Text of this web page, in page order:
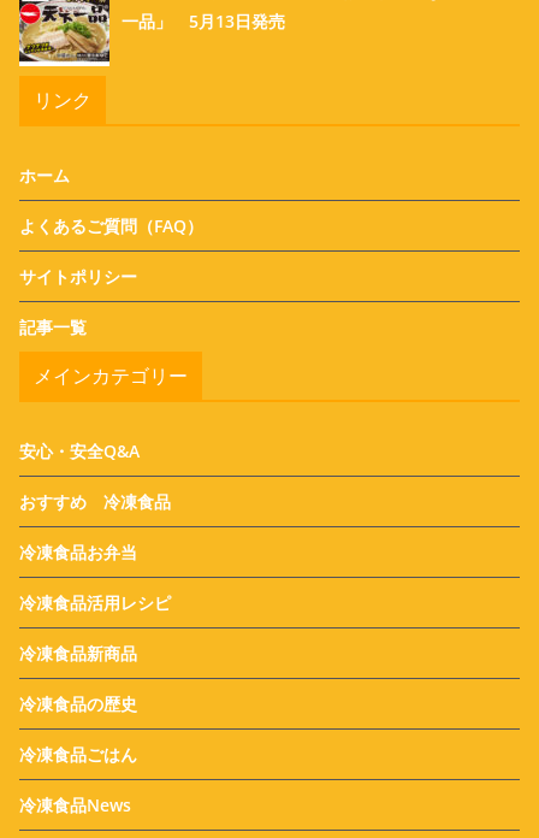
一品」 5月13日発売
リンク
ホーム
よくあるご質問（FAQ）
サイトポリシー
記事一覧
メインカテゴリー
安心・安全Q&A
おすすめ 冷凍食品
冷凍食品お弁当
冷凍食品活用レシピ
冷凍食品新商品
冷凍食品の歴史
冷凍食品ごはん
冷凍食品News